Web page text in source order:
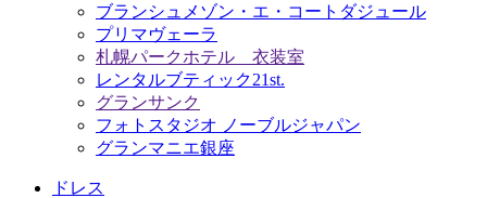
ブランシュメゾン・エ・コートダジュール
プリマヴェーラ
札幌パークホテル 衣装室
レンタルブティック21st.
グランサンク
フォトスタジオ ノーブルジャパン
グランマニエ銀座
ドレス